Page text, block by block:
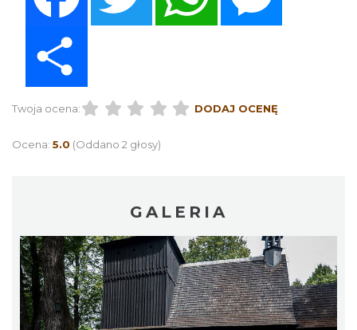
Twoja ocena: DODAJ OCENĘ
Ocena: 5.0 (Oddano 2 głosy)
GALERIA